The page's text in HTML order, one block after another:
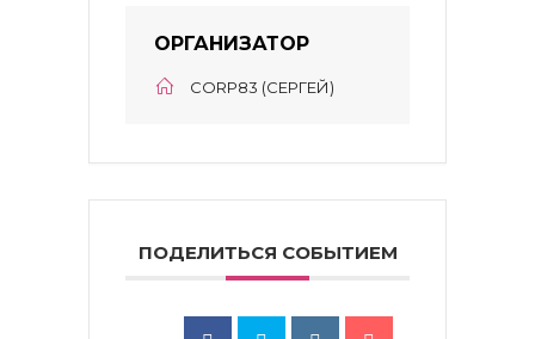
ОРГАНИЗАТОР
CORP83 (СЕРГЕЙ)
ПОДЕЛИТЬСЯ СОБЫТИЕМ